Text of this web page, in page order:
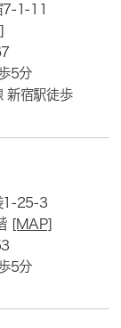
7-1-11
5分
新宿駅徒歩
1-25-3
[MAP]
5分